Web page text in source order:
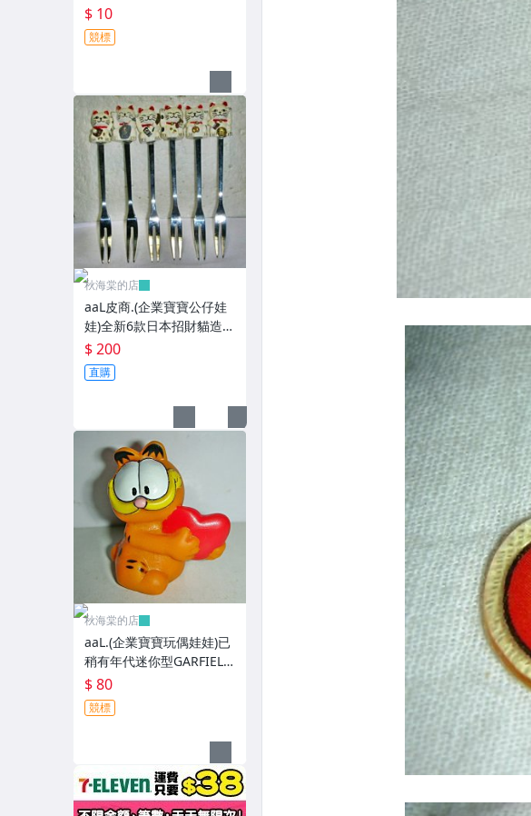
酷企鵝造型紅包袋5個一套
誠泰銀行所贈!
$ 10
競標
秋海棠的店
aaL皮商.(企業寶寶公仔娃
娃)全新6款日本招財貓造型
叉子6入!!--造型都不一樣值
得收藏!!/大4/-P
$ 200
直購
秋海棠的店
aaL.(企業寶寶玩偶娃娃)已
稍有年代迷你型GARFIELD
加菲貓拿紅色心型造型公
仔!--保存良好值得收藏!/6
房樂箱1
$ 80
競標